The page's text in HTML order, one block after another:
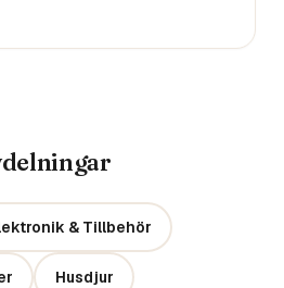
& Tillbehör
Husdjur